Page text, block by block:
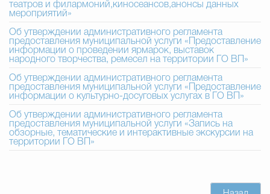
Счётная палата Городского
Гостям Городского
театров и филармоний,киносеансов,анонсы данных
мероприятий»
Об утверждении административного регламента
предоставления муниципальной услуги «Предоставление
информации о проведении ярмарок, выставок
народного творчества, ремесел на территории ГО ВП»
Об утверждении административного регламента
предоставления муниципальной услуги «Предоставление
информации о культурно-досуговых услугах в ГО ВП»
Об утверждении административного регламента
предоставления муниципальной услуги «Запись на
обзорные, тематические и интерактивные экскурсии на
территории ГО ВП»